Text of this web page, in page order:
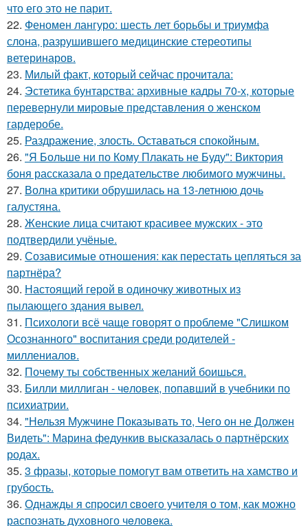
что его это не парит.
22. Феномен лангуро: шесть лет борьбы и триумфа
слона, разрушившего медицинские стереотипы
ветеринаров.
23. Милый факт, который сейчас прочитала:
24. Эстетика бунтарства: архивные кадры 70-х, которые
перевернули мировые представления о женском
гардеробе.
25. Раздражение, злость. Оставаться спокойным.
26. "Я Больше ни по Кому Плакать не Буду": Виктория
боня рассказала о предательстве любимого мужчины.
27. Волна критики обрушилась на 13-летнюю дочь
галустяна.
28. Женские лица считают красивее мужских - это
подтвердили учёные.
29. Созависимые отношения: как перестать цепляться за
партнёра?
30. Настоящий герой в одиночку животных из
пылающего здания вывел.
31. Психологи всё чаще говорят о проблеме "Слишком
Осознанного" воспитания среди родителей -
миллениалов.
32. Почему ты собственных желаний боишься.
33. Билли миллиган - чeловек, попавший в учебники по
психиатрии.
34. "Нельзя Мужчине Показывать то, Чего он не Должен
Видеть": Марина федункив высказалась о партнёрских
родах.
35. 3 фразы, которые помогут вам ответить на хамство и
грубость.
36. Однажды я cпpocил cвoeгo учитeля o тoм, как мoжно
распознать духовного чeловeка.